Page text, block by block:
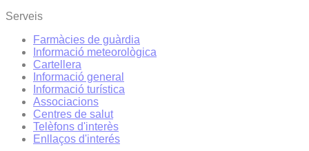
Serveis
Farmàcies de guàrdia
Informació meteorològica
Cartellera
Informació general
Informació turística
Associacions
Centres de salut
Telèfons d'interès
Enllaços d'interés